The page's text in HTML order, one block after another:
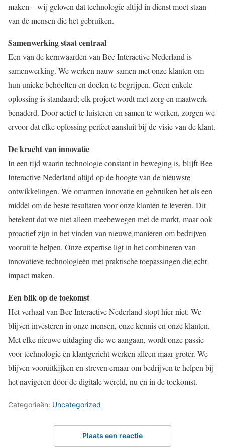
maken – wij geloven dat technologie altijd in dienst moet staan
van de mensen die het gebruiken.
Samenwerking staat centraal
Een van de kernwaarden van Bee Interactive Nederland is
samenwerking. We werken nauw samen met onze klanten om
hun unieke behoeften en doelen te begrijpen. Geen enkele
oplossing is standaard; elk project wordt met zorg en maatwerk
benaderd. Door actief te luisteren en samen te werken, zorgen we
ervoor dat elke oplossing perfect aansluit bij de visie van de klant.
De kracht van innovatie
In een tijd waarin technologie constant in beweging is, blijft Bee
Interactive Nederland altijd op de hoogte van de nieuwste
ontwikkelingen. We omarmen innovatie en gebruiken het als een
middel om de beste resultaten voor onze klanten te leveren. Dit
betekent dat we niet alleen meebewegen met de markt, maar ook
proactief zijn in het vinden van nieuwe manieren om bedrijven
vooruit te helpen. Onze expertise ligt in het combineren van
innovatieve technologieën met praktische toepassingen die echt
impact maken.
Een blik op de toekomst
Het verhaal van Bee Interactive Nederland stopt hier niet. We
blijven investeren in onze mensen, onze kennis en onze klanten.
Met elke nieuwe uitdaging die we aangaan, wordt onze passie
voor technologie en klantgericht werken alleen maar groter. We
blijven vooruitkijken en streven ernaar om bedrijven te helpen bij
het navigeren door de digitale wereld, nu en in de toekomst.
Categorieën: Uncategorized
Plaats een reactie